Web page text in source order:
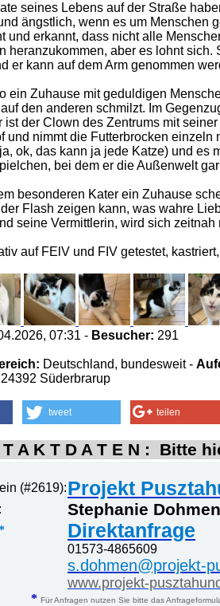
seines Lebens auf der Straße
ängstlich, wenn es um Menschen
und erkannt, dass nicht alle
heranzukommen, aber es lohnt
er kann auf dem Arm genommen
ein Zuhause mit geduldigen
den anderen schmilzt. Im
ist der Clown des Zentrums mit
und nimmt die Futterbrocken einzeln
ok, das kann ja jede Katze) und es
bei dem er die Außenwelt
besonderen Kater ein Zuhause
Flash zeigen kann, was wahre
seine Vermittlerin, wird sich
auf FElV und FIV getestet,
07:31 - Besucher: 291
Deutschland, bundesweit -
24392 Süderbrarup
tweet teilen
A K T D A T E N : Bitte
(#2619):Projekt
Stephanie Dohmen
* Direktanfrage
01573-4865609
s.dohmen@projekt-
www.projekt-
* Für Anfragen nutzen Sie bitte das